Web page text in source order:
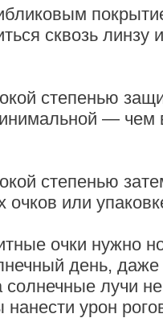
сквозь линзу
степенью
—
степенью
очков или
очки нужно
день,
лучи
урон